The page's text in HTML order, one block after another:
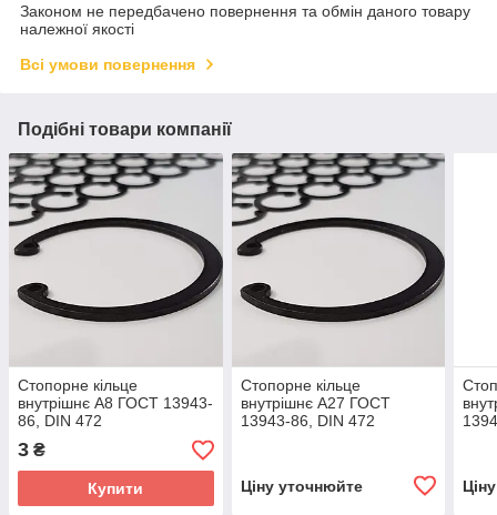
Законом не передбачено повернення та обмін даного товару
належної якості
Всі умови повернення
Подібні товари компанії
Стопорне кільце
внутрішнє А8 ГОСТ 13943-
86, DIN 472
3 ₴
Купити
Стопорне кільце
внутрішнє А27 ГОСТ
13943-86, DIN 472
Ціну уточнюйте